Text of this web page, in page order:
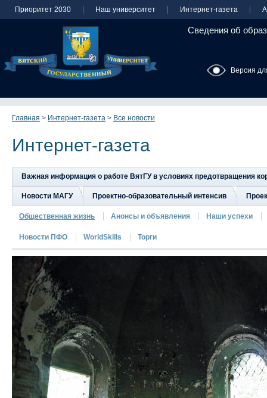
Приоритет 2030 Наш университет Интернет-газета
Сведения об
Версия
Главная > Интернет-газета > Все новости
Интернет-газета
Важная информация о работе ВятГУ в условиях предотвращения
Новости МАГУ Проектно-образовательный интенсив
Общественная жизнь Анонсы и объявления Наши успехи
Новости ПФО WorldSkills Торги